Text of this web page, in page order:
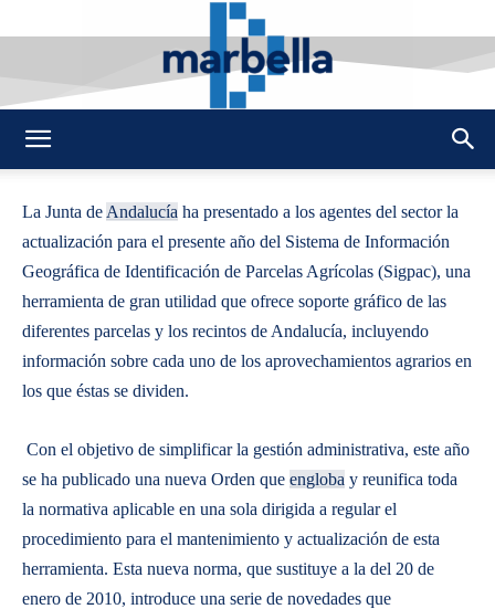
La Junta de Andalucía ha presentado a los agentes del sector la
actualización para el presente año del Sistema de Información
Geográfica de Identificación de Parcelas Agrícolas (Sigpac), una
herramienta de gran utilidad que ofrece soporte gráfico de las
diferentes parcelas y los recintos de Andalucía, incluyendo
información sobre cada uno de los aprovechamientos agrarios en
los que éstas se dividen.
Con el objetivo de simplificar la gestión administrativa, este año
se ha publicado una nueva Orden que engloba y reunifica toda
la normativa aplicable en una sola dirigida a regular el
procedimiento para el mantenimiento y actualización de esta
herramienta. Esta nueva norma, que sustituye a la del 20 de
enero de 2010, introduce una serie de novedades que